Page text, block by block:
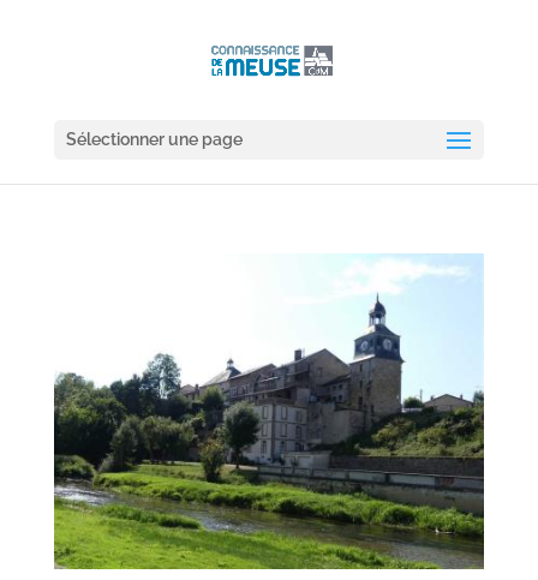
Sélectionner une page